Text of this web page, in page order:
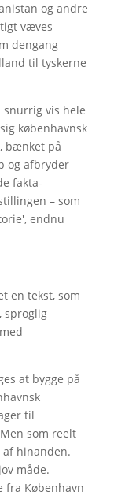
og andre
væves
dengang
til tyskerne
vis hele
københavnsk
bænket på
og afbryder
fakta-
– som
endnu
en tekst, som
sproglig
at bygge på
til
som reelt
hinanden.
måde.
fra København